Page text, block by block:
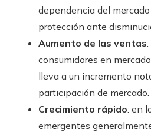
dependencia del
protección ante
Aumento de las ventas
consumidores en
lleva a un incremento
participación de mercado.
Crecimiento rápido: en
emergentes